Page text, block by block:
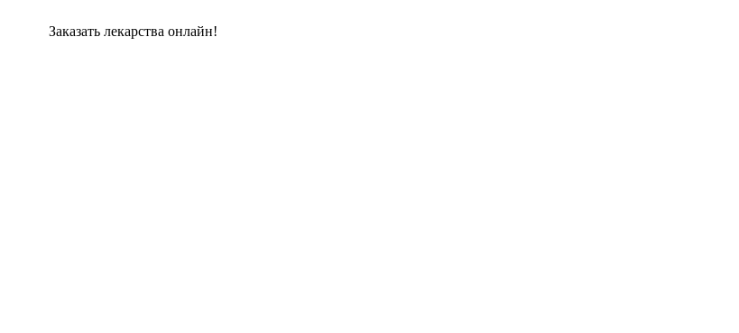
Заказать лекарства онлайн!